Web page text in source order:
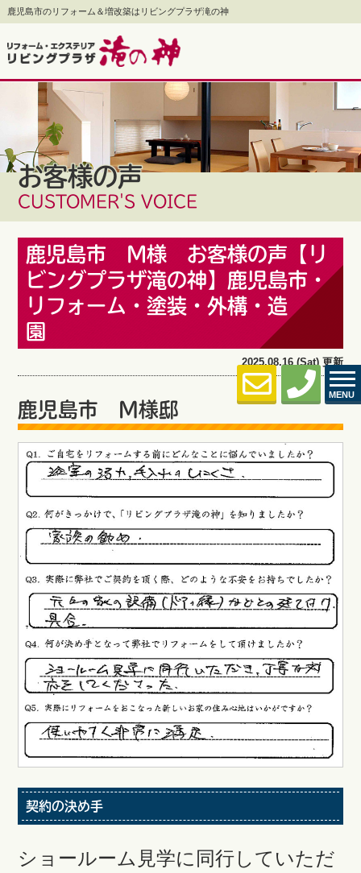
鹿児島市のリフォーム＆増改築はリビングプラザ滝の神
MENU
お客様の声
CUSTOMER'S VOICE
鹿児島市 M様 お客様の声【リ
ビングプラザ滝の神】鹿児島市・
リフォーム・塗装・外構・造
園
2025.08.16 (Sat) 更新
鹿児島市 M様邸
契約の決め手
ショールーム見学に同行していただ